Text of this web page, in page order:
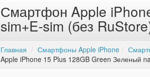
Смартфон Apple
sim+E-sim (без
Главная Смартфоны Apple iPhone
Apple iPhone 15 Plus 128GB Green Зеленый